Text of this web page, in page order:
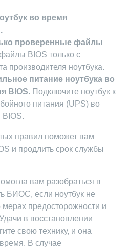
во время
проверенные файлы
BIOS только с
производителя ноутбука.
питание ноутбука во
BIOS. Подключите ноутбук к
питания (UPS) во
правил поможет вам
и продлить срок службы
вам разобраться в
БИОС, если ноутбук не
предосторожности и
в восстановлении
свою технику, и она
В случае